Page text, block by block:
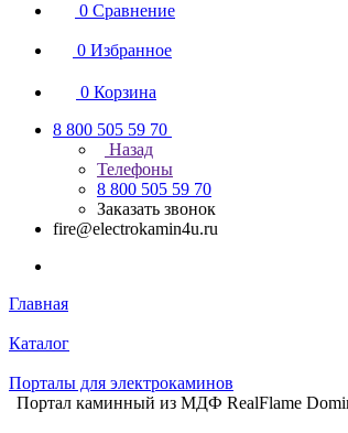
0 Сравнение
0 Избранное
0 Корзина
8 800 505 59 70
Назад
Телефоны
8 800 505 59 70
Заказать звонок
fire@electrokamin4u.ru
Главная
Каталог
Порталы для электрокаминов
Портал каминный из МДФ RealFlame